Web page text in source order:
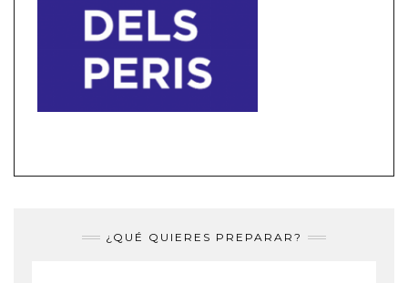
¿QUÉ QUIERES PREPARAR?